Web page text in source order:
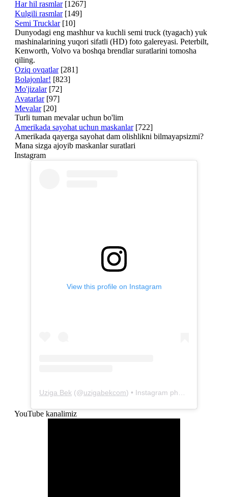
Har hil rasmlar [1267]
Kulgili rasmlar [149]
Semi Trucklar [10]
Dunyodagi eng mashhur va kuchli semi truck (tyagach) yuk
mashinalarining yuqori sifatli (HD) foto galereyasi. Peterbilt,
Kenworth, Volvo va boshqa brendlar suratlarini tomosha
qiling.
Oziq ovqatlar [281]
Bolajonlar! [823]
Mo'jizalar [72]
Avatarlar [97]
Mevalar [20]
Turli tuman mevalar uchun bo'lim
Amerikada sayohat uchun maskanlar [722]
Amerikada qayerga sayohat dam olishlikni bilmayapsizmi?
Mana sizga ajoyib maskanlar suratlari
Instagram
View this profile on Instagram
Uziga Bek (@uzigabekcom) • Instagram photos and videos
YouTube kanalimiz